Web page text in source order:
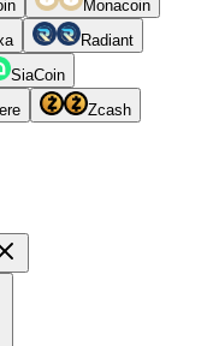
Monacoin
Radiant
SiaCoin
Zcash